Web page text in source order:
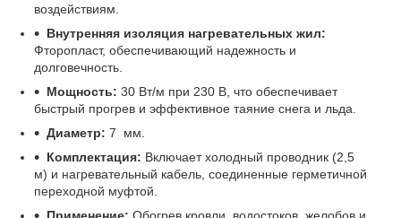
воздействиям.
Внутренняя изоляция нагревательных жил:
Фторопласт, обеспечивающий надежность и
долговечность.
Мощность: 30 Вт/м при 230 В, что обеспечивает
быстрый прогрев и эффективное таяние снега и льда.
Диаметр: 7 мм.
Комплектация: Включает холодный проводник (2,5
м) и нагревательный кабель, соединенные герметичной
переходной муфтой.
Применение: Обогрев кровли, водостоков, желобов и